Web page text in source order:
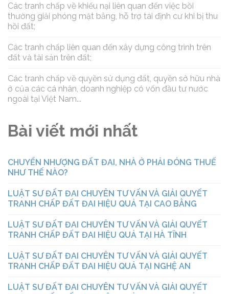
Các tranh chấp về khiếu nại liên quan đến việc bồi
thường giải phóng mặt bằng, hỗ trợ tái định cư khi bị thu
hồi đất;
Các tranh chấp liên quan đến xây dựng công trình trên
đất và tài sản trên đất;
Các tranh chấp về quyền sử dụng đất, quyền sở hữu nhà
ở của các cá nhân, doanh nghiệp có vốn đầu tư nước
ngoài tại Việt Nam...
Bài viết mới nhất
CHUYỂN NHƯỢNG ĐẤT ĐAI, NHÀ Ở PHẢI ĐÓNG THUẾ
NHƯ THẾ NÀO?
LUẬT SƯ ĐẤT ĐAI CHUYÊN TƯ VẤN VÀ GIẢI QUYẾT
TRANH CHẤP ĐẤT ĐAI HIỆU QUẢ TẠI CAO BẰNG
LUẬT SƯ ĐẤT ĐAI CHUYÊN TƯ VẤN VÀ GIẢI QUYẾT
TRANH CHẤP ĐẤT ĐAI HIỆU QUẢ TẠI HÀ TĨNH
LUẬT SƯ ĐẤT ĐAI CHUYÊN TƯ VẤN VÀ GIẢI QUYẾT
TRANH CHẤP ĐẤT ĐAI HIỆU QUẢ TẠI NGHỆ AN
LUẬT SƯ ĐẤT ĐAI CHUYÊN TƯ VẤN VÀ GIẢI QUYẾT